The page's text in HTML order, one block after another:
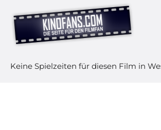
Keine Spielzeiten für diesen Film in